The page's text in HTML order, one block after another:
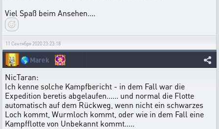
Viel Spaß beim Ansehen....
11 Сентября 2020 23:23:18
🌎Marek
NicTaran:
Ich kenne solche Kampfbericht - in dem Fall war die
Expedition beretis abgelaufen...... und normal die Flotte
automatisch auf dem Rückweg, wenn nicht ein schwarzes
Loch kommt, Wurmloch kommt, oder wie in dem Fall eine
Kampfflotte von Unbekannt kommt.....